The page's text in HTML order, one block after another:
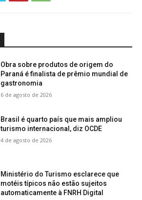
Obra sobre produtos de origem do
Paraná é finalista de prêmio mundial de
gastronomia
6 de agosto de 2026
Brasil é quarto país que mais ampliou
turismo internacional, diz OCDE
4 de agosto de 2026
Ministério do Turismo esclarece que
motéis típicos não estão sujeitos
automaticamente à FNRH Digital